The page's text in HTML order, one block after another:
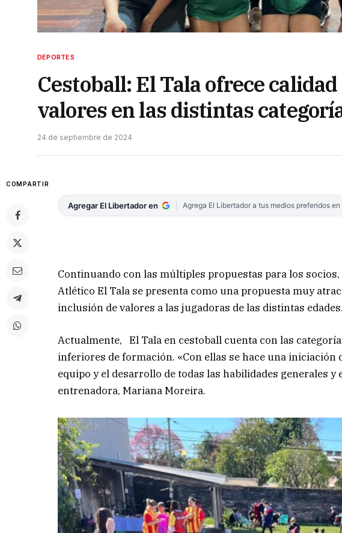
DEPORTES
Cestoball: El Tala ofrece
valores en las distintas
24 de septiembre de 2024
COMPARTIR
Agregar El Libertador en Agrega El Libertador a tus medios preferidos en
Continuando con las múltiples propuestas para los
Atlético El Tala se presenta como una propuesta muy
inclusión de valores a las jugadoras de las distintas edades.
Actualmente, El Tala en cestoball cuenta con las
inferiores de formación. «Con ellas se hace una
equipo y el desarrollo de todas las habilidades generales
entrenadora, Mariana Moreira.